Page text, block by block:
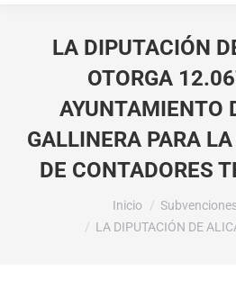
LA DIPUTACIÓN
OTORGA
AYUNTAMIENTO
GALLINERA PARA
DE CONTADORES
Inicio
LA DIPUTACIÓN DE